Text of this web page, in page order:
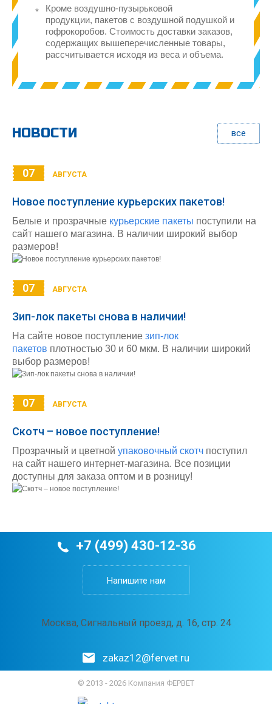
Кроме воздушно-пузырьковой
продукции, пакетов с воздушной подушкой и
гофрокоробов. Стоимость доставки заказов,
содержащих вышеперечисленные товары,
рассчитывается исходя из веса и объема.
НОВОСТИ все
07 АВГУСТА
Новое поступление курьерских пакетов!
Белые и прозрачные курьерские пакеты поступили на
сайт нашего магазина. В наличии широкий выбор
размеров!
07 АВГУСТА
Зип-лок пакеты снова в наличии!
На сайте новое поступление зип-лок
пакетов плотностью 30 и 60 мкм. В наличии широкий
выбор размеров!
07 АВГУСТА
Скотч – новое поступление!
Прозрачный и цветной упаковочный скотч поступил
на сайт нашего интернет-магазина. Все позиции
доступны для заказа оптом и в розницу!
+7 (499) 430-12-36
Напишите нам
Москва, Сигнальный проезд, д. 16, стр. 24
zakaz12@fervet.ru
© 2013 - 2026 Компания ФЕРВЕТ